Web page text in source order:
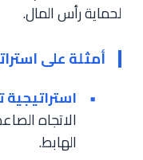
لحماية رأس المال.
أمثلة على
استراتيجية
الاتجاه
الهابط.